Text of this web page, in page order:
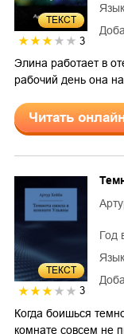
ТЕКСТ
3
Элина работает в
рабочий день она
Читать
ТЕКСТ
3
Год
Когда боишься
комнате совсем не